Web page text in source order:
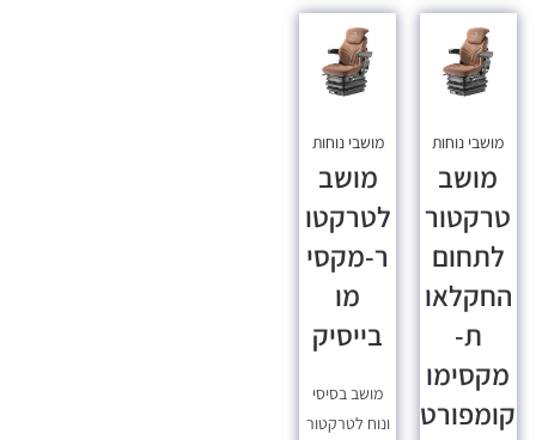
מושבי נוחות
מושב
טרקטור
לתחום
החקלאו
ת-
מקסימו
קומפורט
מושבי נוחות
מושב
לטרקטו
ר-מקסי
מו
בייסיק
מושב בסיסי
ונוח לטרקטור